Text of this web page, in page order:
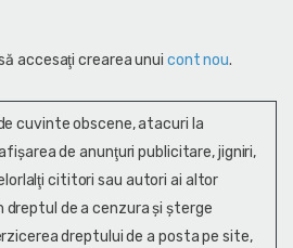
accesaţi crearea unui cont nou.
cuvinte obscene, atacuri la
de anunţuri publicitare, jigniri,
cititori sau autori ai altor
de a cenzura și şterge
dreptului de a posta pe site,